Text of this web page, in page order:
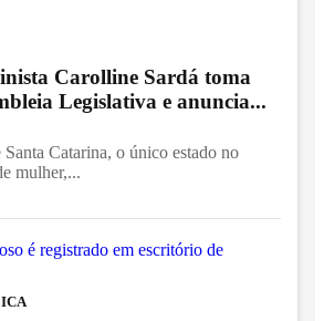
Carolline Sardá toma
Legislativa e anuncia...
Catarina, o único estado no
mulher,...